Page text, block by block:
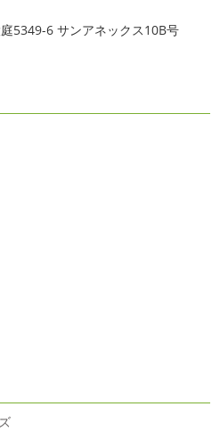
5349-6 サンアネックス10B号